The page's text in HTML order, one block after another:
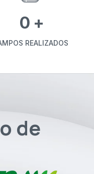
0 +
REALIZADOS
de